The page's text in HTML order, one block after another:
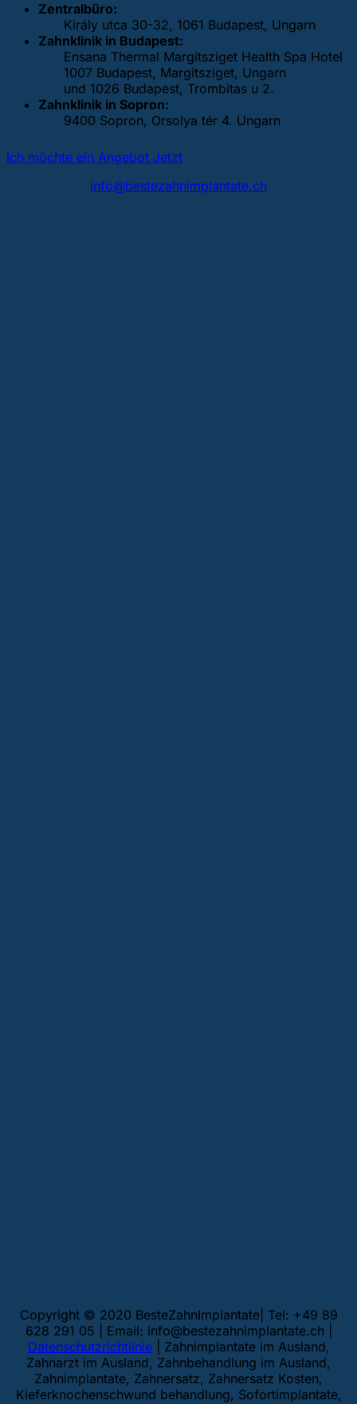
Zentralbüro:
Király utca 30-32, 1061 Budapest, Ungarn
Zahnklinik in Budapest:
Ensana Thermal Margitsziget Health Spa Hotel
1007 Budapest, Margitsziget, Ungarn
und 1026 Budapest, Trombitas u 2.
Zahnklinik in Sopron:
9400 Sopron, Orsolya tér 4. Ungarn
Ich möchte ein Angebot Jetzt
info@bestezahnimplantate.ch
Copyright © 2020 BesteZahnImplantate| Tel: +49 89
628 291 05 | Email: info@bestezahnimplantate.ch
Datenschutzrichtlinie| Zahnimplantate im Ausland,
Zahnarzt im Ausland, Zahnbehandlung im Ausland,
Zahnimplantate, Zahnersatz, Zahnersatz Kosten,
Kieferknochenschwund behandlung, Sofortimplantate,